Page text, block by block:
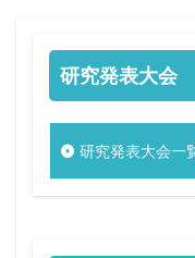
研究発表大会
研究発表大会一